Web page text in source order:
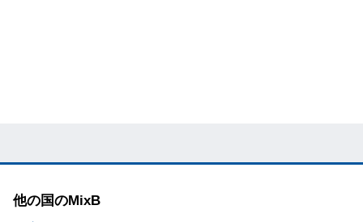
他の国のMixB